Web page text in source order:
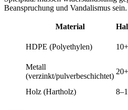
Beanspruchung und Vandalismus sein.
Material
HDPE (Polyethylen)
Metall
(verzinkt/pulverbeschichtet)
Holz (Hartholz)